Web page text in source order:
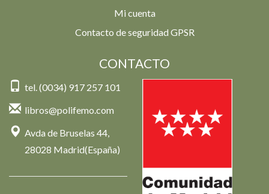
Mi cuenta
Contacto de seguridad GPSR
CONTACTO
tel. (0034) 917 257 101
libros@polifemo.com
Avda de Bruselas 44,
28028 Madrid(España)